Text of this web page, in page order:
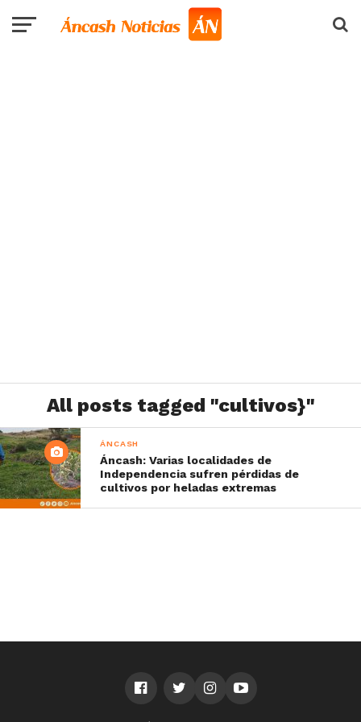
All posts tagged "cultivos}"
ÁNCASH
Áncash: Varias localidades de
Independencia sufren pérdidas de
cultivos por heladas extremas